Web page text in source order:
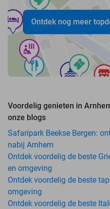
Ontdek nog meer
Voordelig genieten in
onze blogs
Safaripark Beekse Bergen:
nabij Arnhem
Ontdek voordelig de beste
en omgeving
Ontdek voordelig de beste
omgeving
Ontdek voordelig de beste